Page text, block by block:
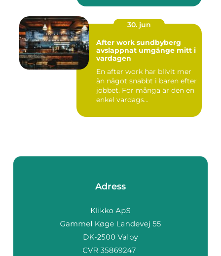
30. jun
After work sundbyberg
avslappnat umgänge mitt i
vardagen
En after work har blivit mer
än något snabbt i baren efter
jobbet. För många är den en
enkel vardags...
Adress